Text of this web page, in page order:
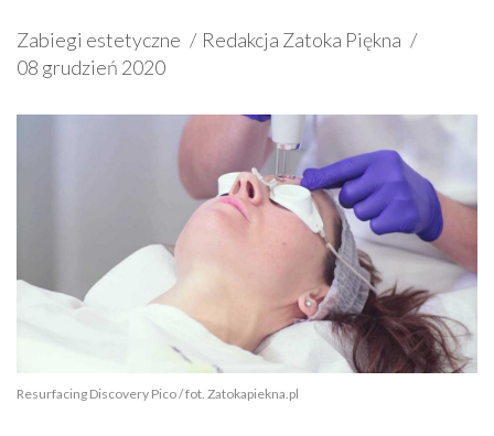
Zabiegi estetyczne
Redakcja Zatoka Piękna
08 grudzień 2020
Resurfacing Discovery Pico / fot. Zatokapiekna.pl